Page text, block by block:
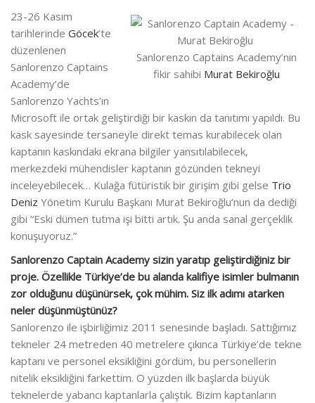
Sanlorenzo Captains Academy’nin
fikir sahibi Murat Bekiroğlu
23-26 Kasım
tarihlerinde Göcek’te
düzenlenen
Sanlorenzo Captains
Academy’de
Sanlorenzo Yachts’ın
Microsoft ile ortak geliştirdiği bir kaskın da tanıtımı yapıldı. Bu
kask sayesinde tersaneyle direkt temas kurabilecek olan
kaptanın kaskındaki ekrana bilgiler yansıtılabilecek,
merkezdeki mühendisler kaptanın gözünden tekneyi
inceleyebilecek… Kulağa fütüristik bir girişim gibi gelse Trio
Deniz Yönetim Kurulu Başkanı Murat Bekiroğlu’nun da dediği
gibi “Eski dümen tutma işi bitti artık. Şu anda sanal gerçeklik
konuşuyoruz.”
Sanlorenzo Captain Academy sizin yaratıp geliştirdiğiniz bir
proje. Özellikle Türkiye’de bu alanda kalifiye isimler bulmanın
zor olduğunu düşünürsek, çok mühim. Siz ilk adımı atarken
neler düşünmüştünüz?
Sanlorenzo ile işbirliğimiz 2011 senesinde başladı. Sattığımız
tekneler 24 metreden 40 metrelere çıkınca Türkiye’de tekne
kaptanı ve personel eksikliğini gördüm, bu personellerin
nitelik eksikliğini farkettim. O yüzden ilk başlarda büyük
teknelerde yabancı kaptanlarla çalıştık. Bizim kaptanların